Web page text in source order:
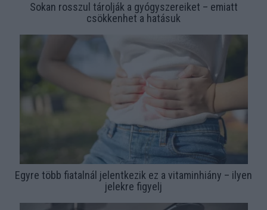
Sokan rosszul tárolják a gyógyszereiket – emiatt
csökkenhet a hatásuk
Egyre több fiatalnál jelentkezik ez a vitaminhiány – ilyen
jelekre figyelj